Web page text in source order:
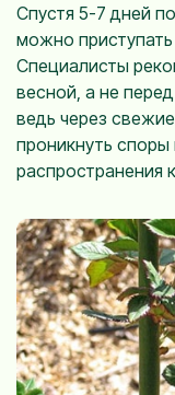
Спустя 5-7 дней
можно
Специалисты
весной, а не
ведь через
проникнуть
распространения